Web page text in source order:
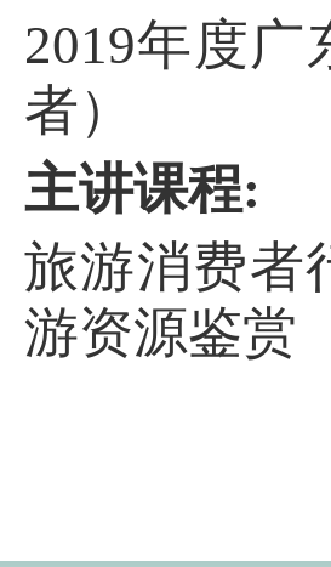
2019年度广
者）
主讲课程:
旅游消费者
游资源鉴赏